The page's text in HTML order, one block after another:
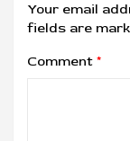
Your email
fields are
Comment *